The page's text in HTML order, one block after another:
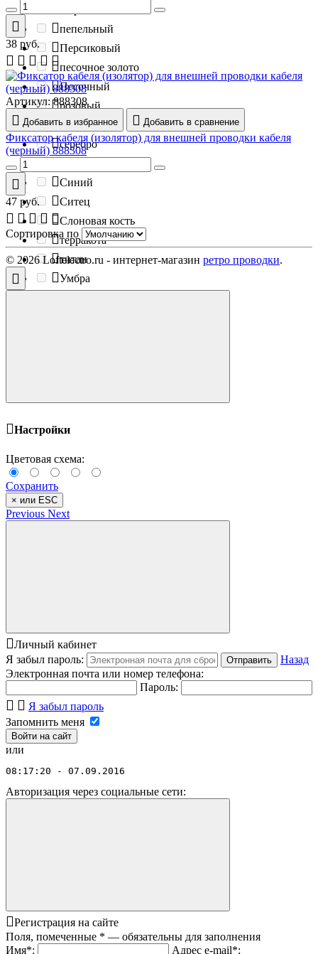
пепельный
Персиковый
песочное золото
Песочный
розовый
серая гавань
серебро
Синий
Ситец
Слоновая кость
терракота
титан
Умбра
38 руб.
Артикул:888308
Добавить в избранное Добавить в сравнение
Фиксатор кабеля (изолятор) для внешней проводки кабеля
(черный) 888308
47 руб.
Сортировка по
© 2026 Loftelectro.ru - интернет-магазин ретро проводки.
Настройки
Цветовая схема:
Сохранить
× или ESC
Previous Next
Личный кабинет
Я забыл пароль:
Отправить
Назад
Электронная почта или номер телефона:
Пароль:
Я забыл пароль
Запомнить меня
или
08:17:20 - 07.09.2016
Авторизация через социальные сети:
Регистрация на сайте
Поля, помеченные * — обязательны для заполнения
Имя*: Адрес e-mail*: